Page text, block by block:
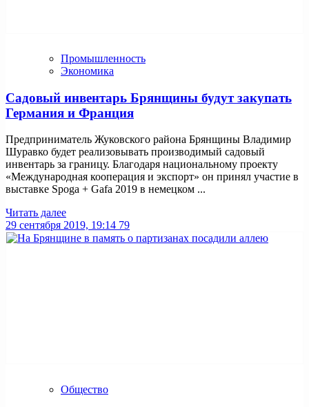
Промышленность
Экономика
Садовый инвентарь Брянщины будут закупать
Германия и Франция
Предприниматель Жуковского района Брянщины Владимир
Шуравко будет реализовывать производимый садовый
инвентарь за границу. Благодаря национальному проекту
«Международная кооперация и экспорт» он принял участие в
выставке Spoga + Gafa 2019 в немецком ...
Читать далее
29 сентября 2019, 19:14 79
Общество